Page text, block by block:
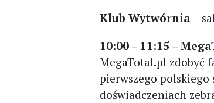
Klub Wytwórnia –
10:00 – 11:15 –
MegaTotal.pl zdobyć
pierwszego
doświadczeniach